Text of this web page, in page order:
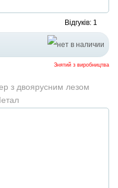
Відгуків: 1
Знятий з виробництва
з двоярусним лезом